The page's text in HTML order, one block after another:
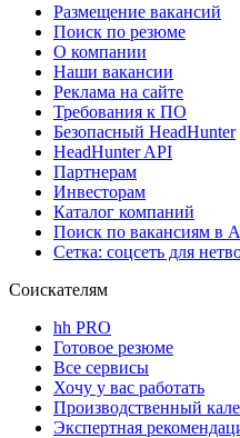
Размещение вакансий
Поиск по резюме
О компании
Наши вакансии
Реклама на сайте
Требования к ПО
Безопасный HeadHunter
HeadHunter API
Партнерам
Инвесторам
Каталог компаний
Поиск по вакансиям в
Сетка: соцсеть для
Соискателям
hh PRO
Готовое резюме
Все сервисы
Хочу у вас работать
Производственный
Экспертная